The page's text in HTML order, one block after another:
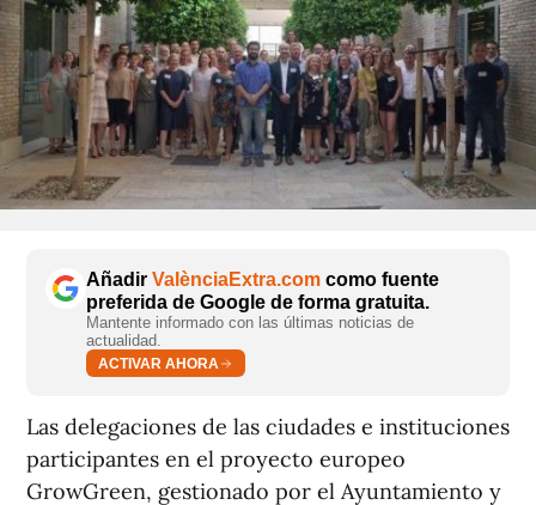
Añadir ValènciaExtra.com como fuente
preferida de Google de forma gratuita.
Mantente informado con las últimas noticias de
actualidad.
ACTIVAR AHORA
Las delegaciones de las ciudades e instituciones
participantes en el proyecto europeo
GrowGreen, gestionado por el Ayuntamiento y